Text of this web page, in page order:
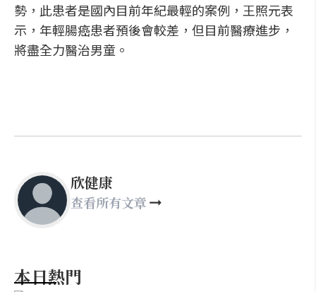
勢，此患者是國內目前年紀最輕的案例，王照元表
示，年輕腸癌患者預後會較差，但目前醫療進步，
將盡全力醫治男童。
欣健康
查看所有文章
本日熱門